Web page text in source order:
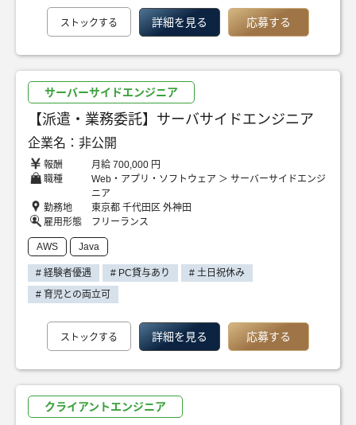
ストックする 詳細を見る 応募する
サーバーサイドエンジニア
【派遣・業務委託】サーバサイドエンジニア
企業名：非公開
報酬
月給 700,000 円
職種
Web・アプリ・ソフトウェア ＞ サーバーサイドエンジ
ニア
勤務地
東京都 千代田区 外神田
雇用形態
フリーランス
AWS Java
# 経験者優遇 # PC貸与あり
# 土日祝休み
# 育児との両立可
ストックする 詳細を見る 応募する
クライアントエンジニア